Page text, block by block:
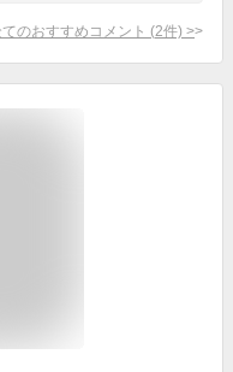
のおすすめコメント (2件) >